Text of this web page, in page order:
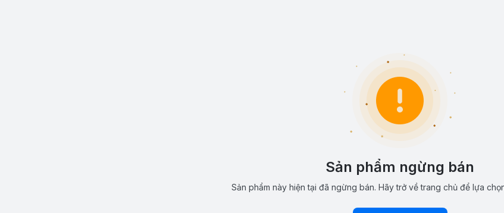
Sản phẩm ngừng bán
Sản phẩm này hiện tại đã ngừng bán. Hãy trở về trang chủ để lựa